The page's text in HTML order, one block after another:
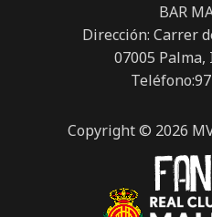
BAR
Dirección: Carrer
07005
Copyright © 2026